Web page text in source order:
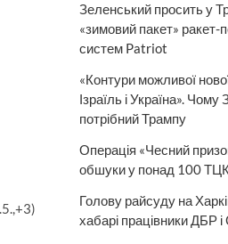
Зеленський просить у
«зимовий пакет»
систем Patriot
«Контури можливої
Ізраїль і Україна».
потрібний Трампу
Операція «Чесний
обшуки у понад 100 ТЦК
Голову райсуду на
хабарі працівники ДБР